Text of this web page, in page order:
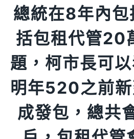
總統在8年內包
括包租代管20
題，柯市長可以
明年520之前
成發包，總共